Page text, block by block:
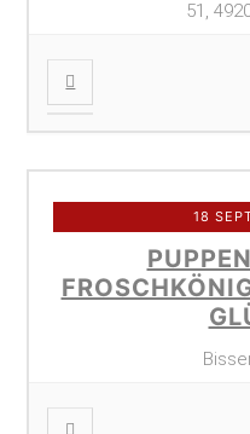
51,
18